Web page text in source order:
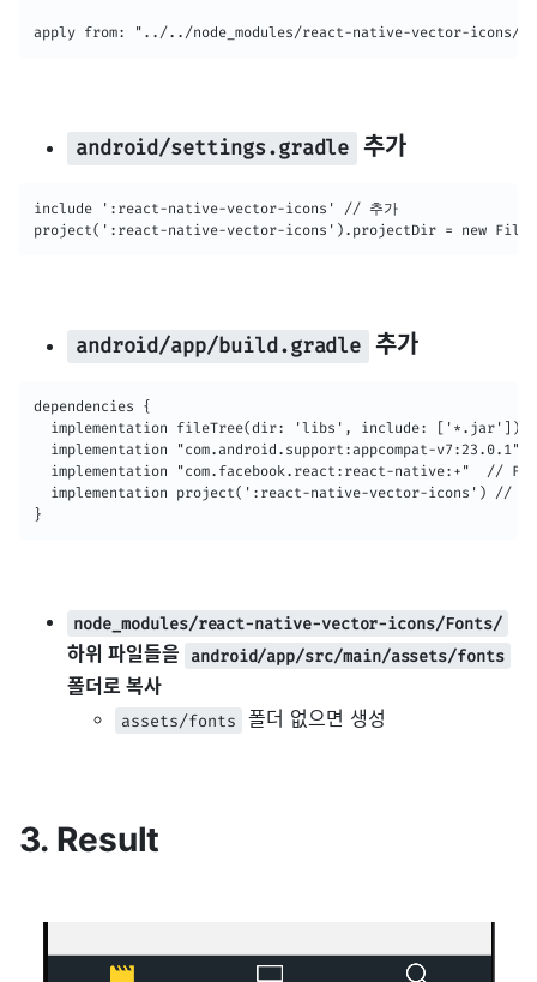
apply from: "../../node_modules/react-native-vector-icons/
android/settings.gradle 추가
include ':react-native-vector-icons' // 추가
project(':react-native-vector-icons').projectDir = new
android/app/build.gradle 추가
dependencies {
  implementation fileTree(dir: 'libs', include: ['*.jar'])
  implementation "com.android.support:appcompat-v7:23.0.1"
implementation "com.facebook.react:react-native:+"  //
implementation project(':react-native-vector-icons') // 추
}
node_modules/react-native-vector-icons/Fonts/
하위 파일들을 android/app/src/main/assets/fonts
폴더로 복사
assets/fonts 폴더 없으면 생성
3. Result